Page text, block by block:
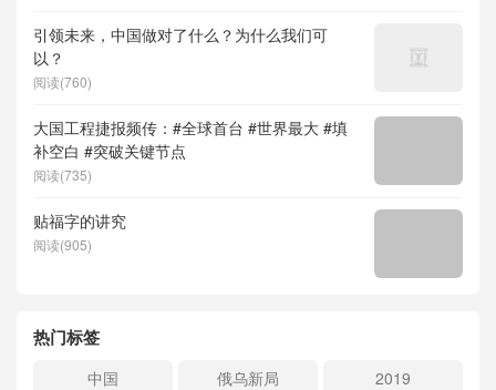
引领未来，中国做对了什么？为什么我们可
以？
阅读(760)
大国工程捷报频传：#全球首台 #世界最大 #填
补空白 #突破关键节点
阅读(735)
贴福字的讲究
阅读(905)
热门标签
中国 俄乌新局
2019